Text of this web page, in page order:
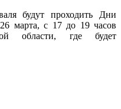
будут проходить Дни
марта, с 17 до 19 часов
области, где будет